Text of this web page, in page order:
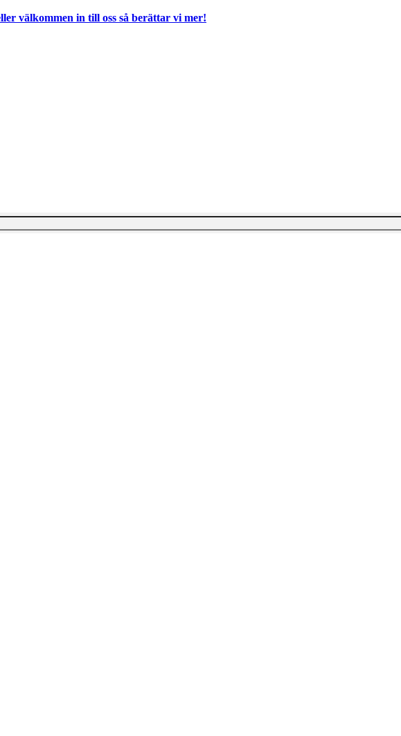
välkommen in till oss så berättar vi mer!